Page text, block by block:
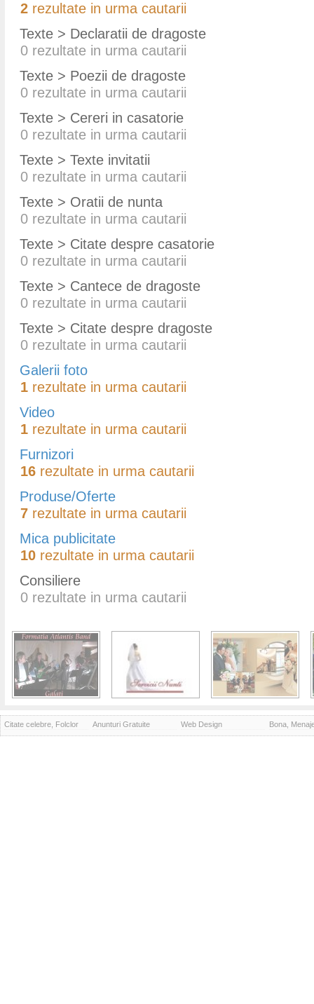
2 rezultate in urma cautarii
Texte > Declaratii de dragoste
0 rezultate in urma cautarii
Texte > Poezii de dragoste
0 rezultate in urma cautarii
Texte > Cereri in casatorie
0 rezultate in urma cautarii
Texte > Texte invitatii
0 rezultate in urma cautarii
Texte > Oratii de nunta
0 rezultate in urma cautarii
Texte > Citate despre casatorie
0 rezultate in urma cautarii
Texte > Cantece de dragoste
0 rezultate in urma cautarii
Texte > Citate despre dragoste
0 rezultate in urma cautarii
Galerii foto
1 rezultate in urma cautarii
Video
1 rezultate in urma cautarii
Furnizori
16 rezultate in urma cautarii
Produse/Oferte
7 rezultate in urma cautarii
Mica publicitate
10 rezultate in urma cautarii
Consiliere
0 rezultate in urma cautarii
Citate celebre, Folclor Anunturi Gratuite Web Design Bona,